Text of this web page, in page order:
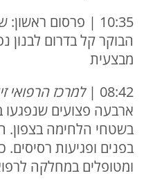
10:35 | פרסום
הבוקר קל בדרום לבנון
מבצעית
08:42 |
למרכז הרפואי
ארבעה פצועים
בשטחי הלחימה בצפון.
בפנים ופגיעות רסיסים.
ומטופלים במחלקה